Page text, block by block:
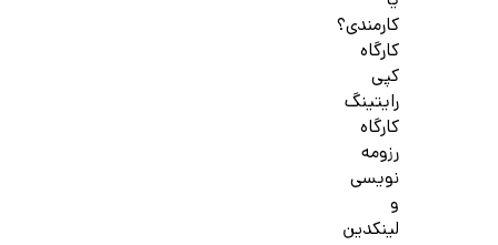
کارمندی؟
کارگاه
کپی
رایتینگ
کارگاه
رزومه
نویسی
و
لینکدین